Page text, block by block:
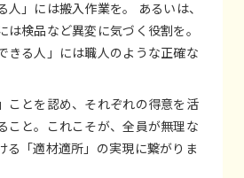
」には搬入作業を。 あるいは、
は検品など異変に気づく役割を。
きる人」には職人のような正確な
ことを認め、それぞれの得意を活
こと。これこそが、全員が無理な
る「適材適所」の実現に繋がりま